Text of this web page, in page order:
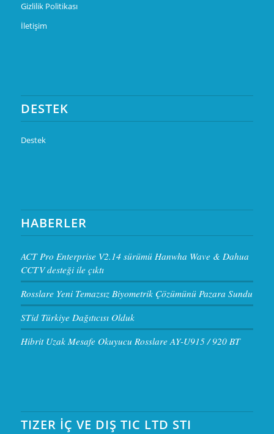
Gizlilik Politikası
İletişim
DESTEK
Destek
HABERLER
ACT Pro Enterprise V2.14 sürümü Hanwha Wave & Dahua
CCTV desteği ile çıktı
Rosslare Yeni Temazsız Biyometrik Çözümünü Pazara Sundu
STid Türkiye Dağıtıcısı Olduk
Hibrit Uzak Mesafe Okuyucu Rosslare AY-U915 / 920 BT
TIZER İÇ VE DIŞ TIC LTD STI